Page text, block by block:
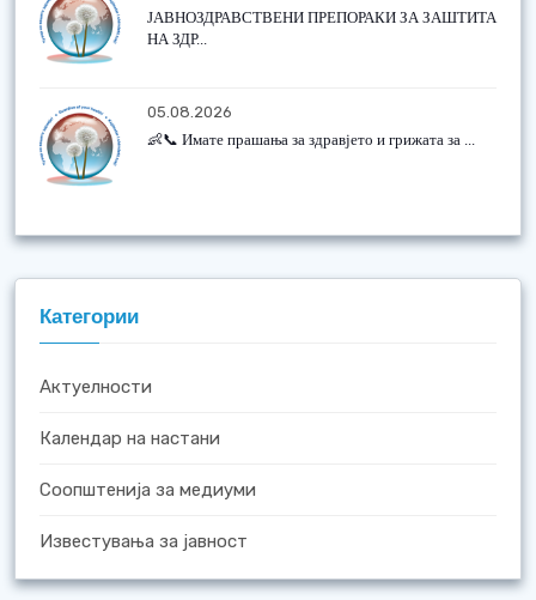
ЈАВНОЗДРАВСТВЕНИ ПРЕПОРАКИ ЗА ЗАШТИТА
НА ЗДР...
05.08.2026
👶📞 Имате прашања за здравјето и грижата за ...
Категории
Актуелности
Календар на настани
Соопштенија за медиуми
Известувања за јавност